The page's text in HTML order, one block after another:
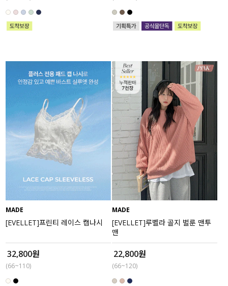
MADE
[EVELLET]프린티 레이스 캡나시
32,800원
(66~110)
MADE
[EVELLET]루벨라 골지 벌룬 맨투
맨
22,800원
(66~120)